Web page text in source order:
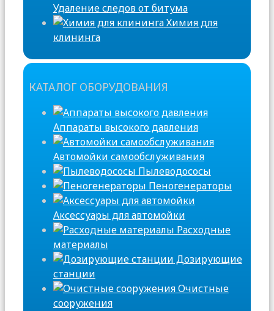
Удаление следов от битума
Химия для
клининга
КАТАЛОГ ОБОРУДОВАНИЯ
Аппараты высокого давления
Автомойки самообслуживания
Пылеводососы
Пеногенераторы
Аксессуары для автомойки
Расходные
материалы
Дозирующие
станции
Очистные
сооружения